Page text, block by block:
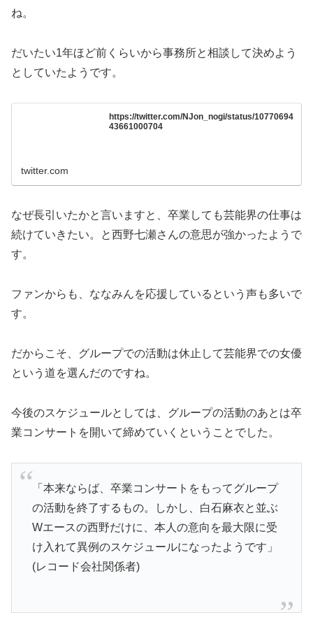
ね。
だいたい1年ほど前くらいから事務所と相談して決めよう
としていたようです。
https://twitter.com/NJon_nogi/status/10770694
43661000704
twitter.com
なぜ長引いたかと言いますと、卒業しても芸能界の仕事は
続けていきたい。と西野七瀬さんの意思が強かったようで
す。
ファンからも、ななみんを応援しているという声も多いで
す。
だからこそ、グループでの活動は休止して芸能界での女優
という道を選んだのですね。
今後のスケジュールとしては、グループの活動のあとは卒
業コンサートを開いて締めていくということでした。
「本来ならば、卒業コンサートをもってグループ
の活動を終了するもの。しかし、白石麻衣と並ぶ
Wエースの西野だけに、本人の意向を最大限に受
け入れて異例のスケジュールになったようです」
(レコード会社関係者)